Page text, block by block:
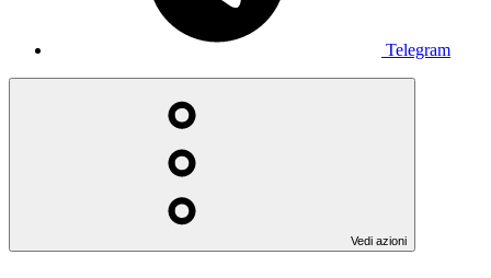
Telegram
Vedi azioni